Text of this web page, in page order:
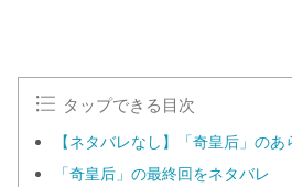
タップできる目次
【ネタバレなし】「奇皇后」のあ
「奇皇后」の最終回をネタバレ